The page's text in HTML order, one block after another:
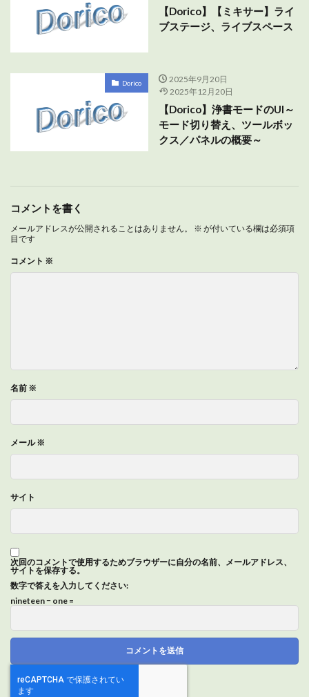
【Dorico】【ミキサー】ライ
ブステージ、ライブスペース
Dorico
2025年9月20日
2025年12月20日
【Dorico】浄書モードのUI～
モード切り替え、ツールボッ
クス／パネルの概要～
コメントを書く
メールアドレスが公開されることはありません。 ※ が付いている欄は必須項
目です
コメント ※
名前 ※
メール※
サイト
次回のコメントで使用するためブラウザーに自分の名前、メールアドレス、
サイトを保存する。
数字で答えを入力してください:
nineteen − one =